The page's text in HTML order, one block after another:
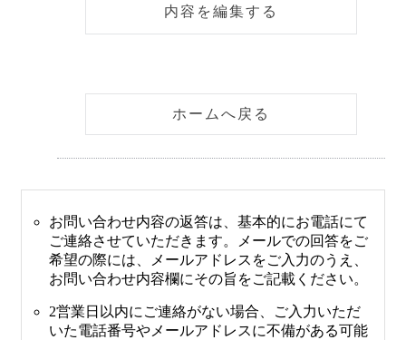
ホームへ戻る
お問い合わせ内容の返答は、基本的にお電話にて
ご連絡させていただきます。メールでの回答をご
希望の際には、メールアドレスをご入力のうえ、
お問い合わせ内容欄にその旨をご記載ください。
2営業日以内にご連絡がない場合、ご入力いただ
いた電話番号やメールアドレスに不備がある可能